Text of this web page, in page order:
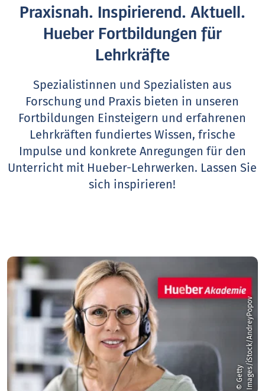
Praxisnah. Inspirierend. Aktuell.
Hueber Fortbildungen für
Lehrkräfte
Spezialistinnen und Spezialisten aus
Forschung und Praxis bieten in unseren
Fortbildungen Einsteigern und erfahrenen
Lehrkräften fundiertes Wissen, frische
Impulse und konkrete Anregungen für den
Unterricht mit Hueber-Lehrwerken. Lassen Sie
sich inspirieren!
©
G
e
t
t
y
I
m
a
g
e
s
/
i
S
t
o
c
k
/
A
n
d
r
e
y
P
o
p
ov